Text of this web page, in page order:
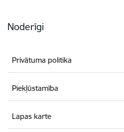
Noderīgi
Privātuma politika
Piekļūstamība
Lapas karte